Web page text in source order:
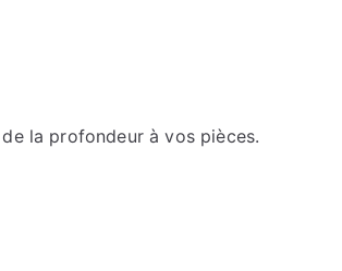
la profondeur à vos pièces.